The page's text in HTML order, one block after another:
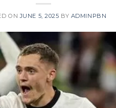
ONJUNE 5, 2025 BY ADMINPBN